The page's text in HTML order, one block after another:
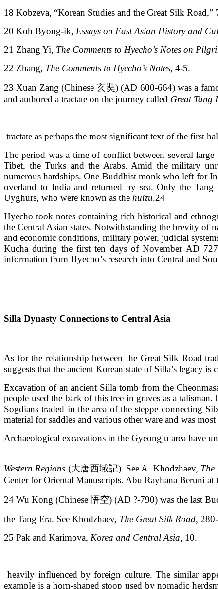
18 Kobzeva, “Korean Studies and the Great Silk Road,”
20 Koh Byong-ik, Essays on East Asian History and
21 Zhang Yi, The Comments to Hyecho’s Notes on
22 Zhang, The Comments to Hyecho’s Notes, 4-5.
23 Xuan Zang (Chinese 玄奘) (AD 600-664) was a
and authored a tractate on the journey called Great Tang
tractate as perhaps the most significant text of the first
The period was a time of conflict between several
Tibet, the Turks and the Arabs. Amid the military
numerous hardships. One Buddhist monk who left for
overland to India and returned by sea. Only the
Uyghurs, who were known as the huizu.24
Hyecho took notes containing rich historical and
the Central Asian states. Notwithstanding the brevity of
and economic conditions, military power, judicial
Kucha during the first ten days of November AD
information from Hyecho’s research into Central and
Silla Dynasty Connections to Central Asia
As for the relationship between the Great Silk Road
suggests that the ancient Korean state of Silla’s legacy
Excavation of an ancient Silla tomb from the
people used the bark of this tree in graves as a
Sogdians traded in the area of the steppe connecting
material for saddles and various other ware and was
Archaeological excavations in the Gyeongju area have
Western Regions (大唐西域記). See A. Khodzhaev, The
Center for Oriental Manuscripts. Abu Rayhana Beruni
24 Wu Kong (Chinese 悟空) (AD ?-790) was the last
the Tang Era. See Khodzhaev, The Great Silk Road,
25 Pak and Karimova, Korea and Central Asia, 10.
heavily influenced by foreign culture. The similar
example is a horn-shaped stoop used by nomadic